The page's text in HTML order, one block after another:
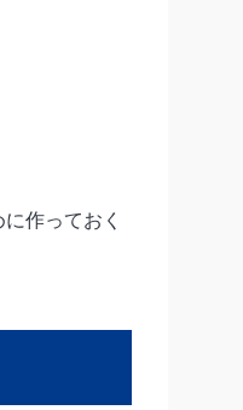
作っておく